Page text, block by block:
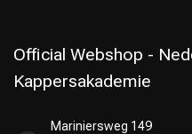
Official Webshop -
Kappersakademie
Mariniersweg 149